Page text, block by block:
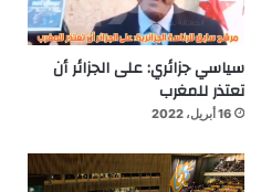
سياسي جزائري: على الجزائر أن
تعتذر للمغرب
16 أبريل، 2022